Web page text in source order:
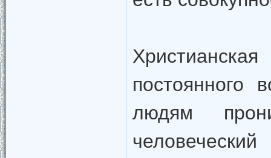
постоянного
людям